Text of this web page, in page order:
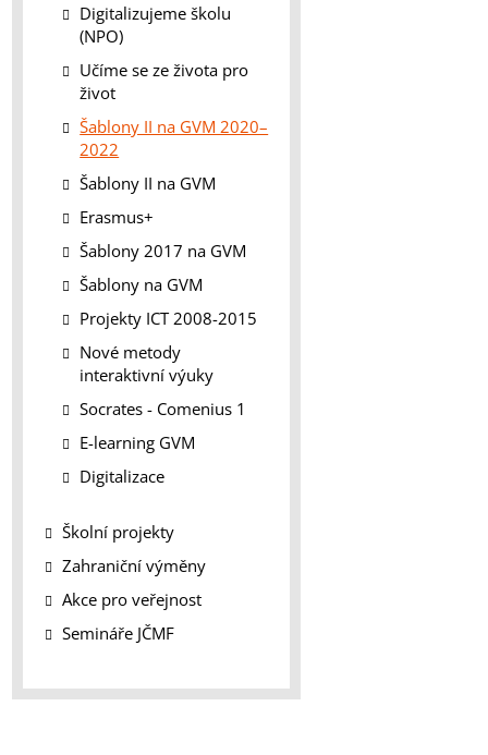
Digitalizujeme školu
(NPO)
Učíme se ze života pro
život
Šablony II na GVM 2020–
2022
Šablony II na GVM
Erasmus+
Šablony 2017 na GVM
Šablony na GVM
Projekty ICT 2008-2015
Nové metody
interaktivní výuky
Socrates - Comenius 1
E-learning GVM
Digitalizace
Školní projekty
Zahraniční výměny
Akce pro veřejnost
Semináře JČMF